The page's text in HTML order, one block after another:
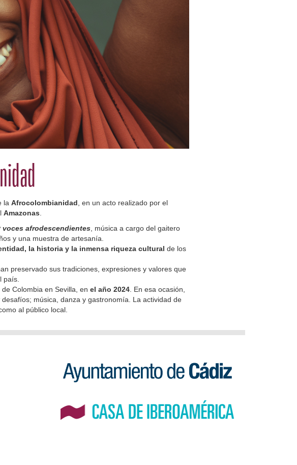
la Afrocolombianidad , en un acto realizado por el
Amazonas
voces afrodescendientes , música a cargo del gaitero
y una muestra de artesanía.
la historia y la inmensa riqueza cultural de los
preservado sus tradiciones, expresiones y valores que
país.
Colombia en Sevilla, en el año 2024 . En esa ocasión,
música, danza y gastronomía. La actividad de
al público local.